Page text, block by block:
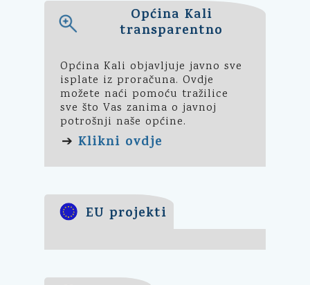
Općina Kali
transparentno
Općina Kali objavljuje javno sve
isplate iz proračuna. Ovdje
možete naći pomoću tražilice
sve što Vas zanima o javnoj
potrošnji naše općine.
➔ Klikni ovdje
EU projekti